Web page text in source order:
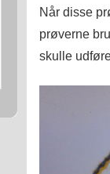
Når disse
prøverne
skulle